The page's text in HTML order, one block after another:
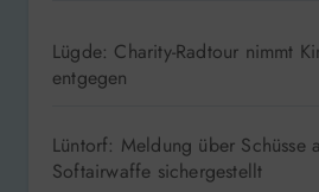
Lügde: Charity-Radtour nimmt
entgegen
Lüntorf: Meldung über Schüsse
Softairwaffe sichergestellt